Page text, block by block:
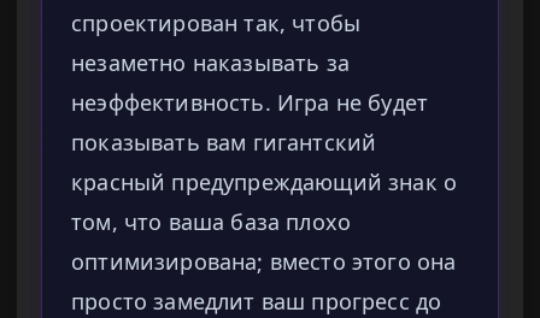
спроектирован так, чтобы
незаметно наказывать за
неэффективность. Игра не будет
показывать вам гигантский
красный предупреждающий знак о
том, что ваша база плохо
оптимизирована; вместо этого она
просто замедлит ваш прогресс до